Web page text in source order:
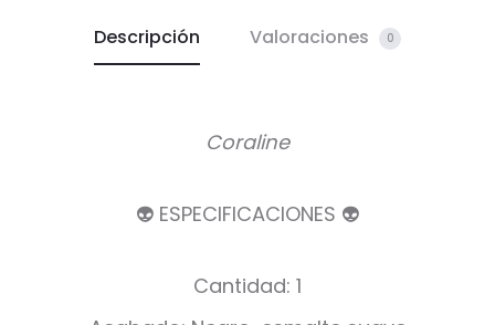
Descripción Valoraciones 0
Coraline
👽 ESPECIFICACIONES 👽
Cantidad: 1